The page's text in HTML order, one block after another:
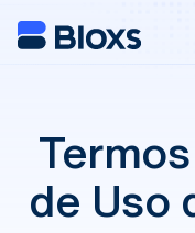
de Uso